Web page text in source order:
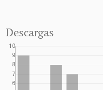
Descargas